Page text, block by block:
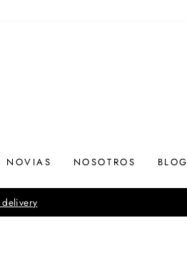
NOVIAS NOSOTROS BLOG